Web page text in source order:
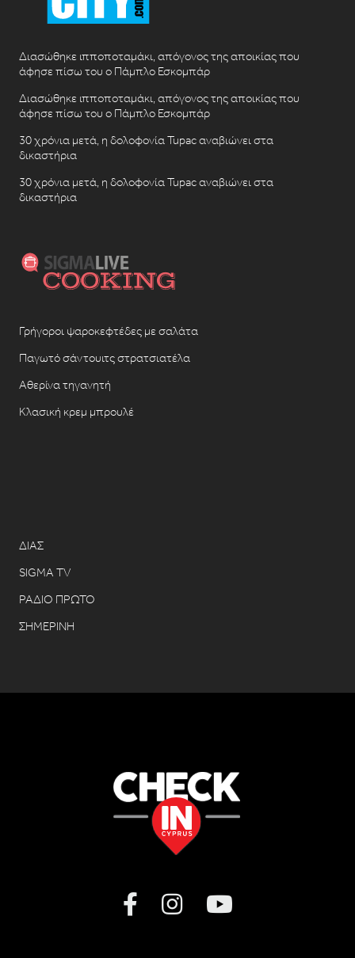
Διασώθηκε ιπποποταμάκι, απόγονος της αποικίας που
άφησε πίσω του ο Πάμπλο Εσκομπάρ
Διασώθηκε ιπποποταμάκι, απόγονος της αποικίας που
άφησε πίσω του ο Πάμπλο Εσκομπάρ
30 χρόνια μετά, η δολοφονία Tupac αναβιώνει στα
δικαστήρια
30 χρόνια μετά, η δολοφονία Tupac αναβιώνει στα
δικαστήρια
Γρήγοροι ψαροκεφτέδες με σαλάτα
Παγωτό σάντουιτς στρατσιατέλα
Αθερίνα τηγανητή
Κλασική κρεμ μπρουλέ
ΔΙΑΣ
SIGMA TV
ΡΑΔΙΟ ΠΡΩΤΟ
ΣΗΜΕΡΙΝΗ